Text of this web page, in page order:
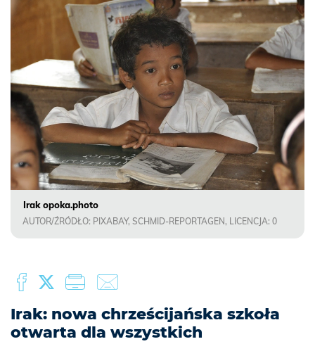
Irak opoka.photo
AUTOR/ŹRÓDŁO: PIXABAY, SCHMID-REPORTAGEN, LICENCJA: 0
Irak: nowa chrześcijańska szkoła
otwarta dla wszystkich